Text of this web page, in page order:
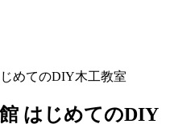
めてのDIY木工教室
はじめてのDIY